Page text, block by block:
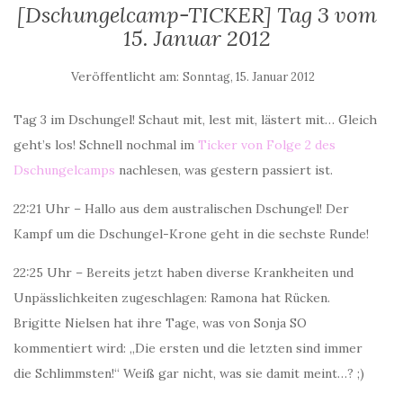
[Dschungelcamp-TICKER] Tag 3 vom
15. Januar 2012
Veröffentlicht am: Sonntag, 15. Januar 2012
Tag 3 im Dschungel! Schaut mit, lest mit, lästert mit… Gleich
geht’s los! Schnell nochmal im Ticker von Folge 2 des
Dschungelcamps nachlesen, was gestern passiert ist.
22:21 Uhr – Hallo aus dem australischen Dschungel! Der
Kampf um die Dschungel-Krone geht in die sechste Runde!
22:25 Uhr – Bereits jetzt haben diverse Krankheiten und
Unpässlichkeiten zugeschlagen: Ramona hat Rücken.
Brigitte Nielsen hat ihre Tage, was von Sonja SO
kommentiert wird: „Die ersten und die letzten sind immer
die Schlimmsten!“ Weiß gar nicht, was sie damit meint…? ;)